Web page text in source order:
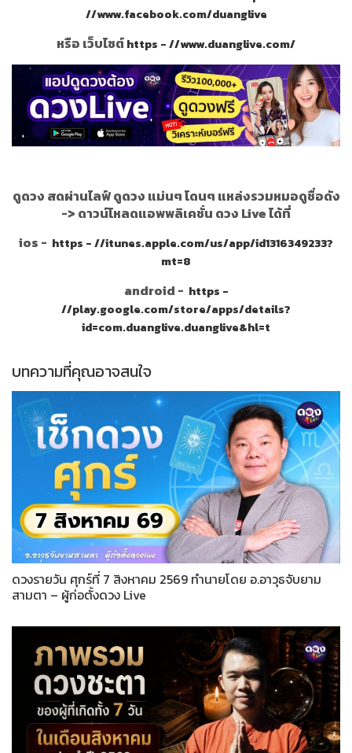
//www.facebook.com/duanglive
หรือ เว็บไซต์https - //www.duanglive.com/
ดูดวง สดผ่านไลฟ์ ดูดวง แม่นๆ โดนๆ แหล่งรวมหมอดูชื่อดัง
-> ดาวน์โหลดแอพพลิเคชั่น ดวง Live ได้ที่
ios - https - //itunes.apple.com/us/app/id1316349233?
mt=8
android - https -
//play.google.com/store/apps/details?
id=com.duanglive.duanglive&hl=t
บทความที่คุณอาจสนใจ
ดวงรายวัน ศุกร์ที่ 7 สิงหาคม 2569 ทำนายโดย อ.อาวุธจับยาม
สามตา – ผู้ก่อตั้งดวง Live